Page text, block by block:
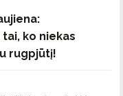
ko niekas
rugpjūtį!